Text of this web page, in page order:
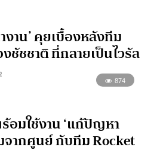
งาน’ คุยเบื้องหลังทีม
ชัชชาติ ที่กลายเป็นไวรัล
874
อมใช้งาน ‘แก้ปัญหา
จากศูนย์ กับทีม Rocket